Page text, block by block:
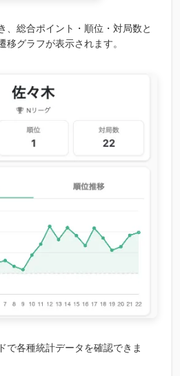
、総合ポイント・順位・対局数と
移グラフが表示されます。
で各種統計データを確認できま